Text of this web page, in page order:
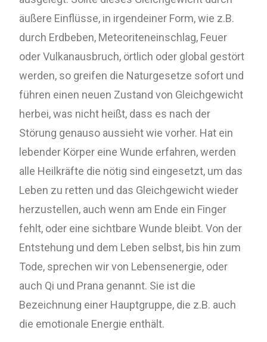
äußere Einflüsse, in irgendeiner Form, wie z.B.
durch Erdbeben, Meteoriteneinschlag, Feuer
oder Vulkanausbruch, örtlich oder global gestört
werden, so greifen die Naturgesetze sofort und
führen einen neuen Zustand von Gleichgewicht
herbei, was nicht heißt, dass es nach der
Störung genauso aussieht wie vorher. Hat ein
lebender Körper eine Wunde erfahren, werden
alle Heilkräfte die nötig sind eingesetzt, um das
Leben zu retten und das Gleichgewicht wieder
herzustellen, auch wenn am Ende ein Finger
fehlt, oder eine sichtbare Wunde bleibt. Von der
Entstehung und dem Leben selbst, bis hin zum
Tode, sprechen wir von Lebensenergie, oder
auch Qi und Prana genannt. Sie ist die
Bezeichnung einer Hauptgruppe, die z.B. auch
die emotionale Energie enthält.